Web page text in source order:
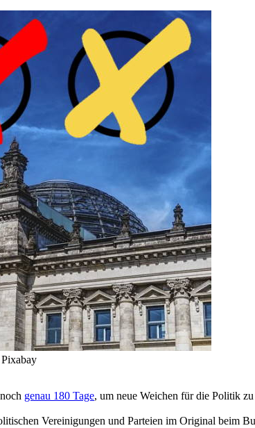
genau 180 Tage, um neue Weichen für die Politik
Vereinigungen und Parteien im Original beim